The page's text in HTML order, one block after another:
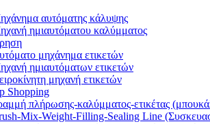
αυτόματης κάλυψης
ημιαυτόματου καλύμματος
μηχάνημα ετικετών
ημιαυτόματων ετικετών
μηχανή ετικετών
Shopping
πλήρωσης-καλύμματος-ετικέτας
Mix-Weight-Filling-Sealing Line